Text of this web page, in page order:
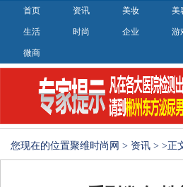
首页 资讯 美妆 美
生活 时尚 企业 游
微商
您现在的位置聚维时尚网 > 资讯 > >正